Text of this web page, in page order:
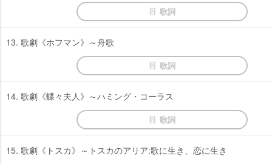
歌詞
13. 歌劇《ホフマン》～舟歌
歌詞
14. 歌劇《蝶々夫人》～ハミング・コーラス
歌詞
15. 歌劇《トスカ》～トスカのアリア:歌に生き、恋に生き